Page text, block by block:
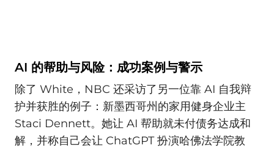
AI 的帮助与风险：成功案例与警示
除了 White，NBC 还采访了另一位靠 AI 自我辩
护并获胜的例子：新墨西哥州的家用健身企业主
Staci Dennett。她让 AI 帮助就未付债务达成和
解，并称自己会让 ChatGPT 扮演哈佛法学院教